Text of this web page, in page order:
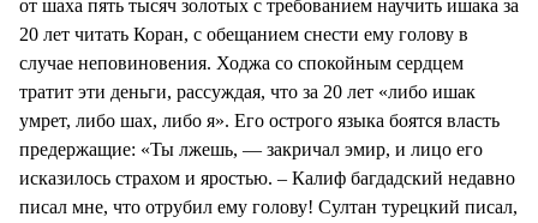
от шаха пять тысяч золотых с требованием научить ишака за
20 лет читать Коран, с обещанием снести ему голову в
случае неповиновения. Ходжа со спокойным сердцем
тратит эти деньги, рассуждая, что за 20 лет «либо ишак
умрет, либо шах, либо я». Его острого языка боятся власть
предержащие: «Ты лжешь, — закричал эмир, и лицо его
исказилось страхом и яростью. – Калиф багдадский недавно
писал мне, что отрубил ему голову! Султан турецкий писал,